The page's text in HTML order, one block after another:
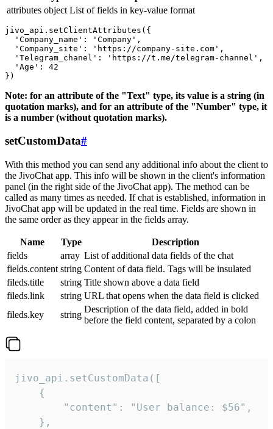
attributes object List of fields in key-value format
jivo_api.setClientAttributes({
  'Company_name': 'Company',
  'Company_site': 'https://company-site.com',
  'Telegram_chanel': 'https://t.me/telegram-channel',
  'Age': 42
Note: for an attribute of the "Text" type, its value is a string (in
quotation marks), and for an attribute of the "Number" type, it
is a number (without quotation marks).
setCustomData#
With this method you can send any additional info about the client to
the JivoChat app. This info will be shown in the client's information
panel (in the right side of the JivoChat app). The method can be
called as many times as needed. If chat is established, information in
JivoChat app will be updated in the real time. Fields are shown in
the same order as they appear in the fields array.
Name Type
Description
fields
array List of additional data fields of the chat
fields.content string Content of data field. Tags will be insulated
fileds.title
string Title shown above a data field
fileds.link
string URL that opens when the data field is clicked
fileds.key
string
Description of the data field, added in bold
before the field content, separated by a colon
jivo_api.setCustomData([
    {
        "content": "User balance: $56",
    },